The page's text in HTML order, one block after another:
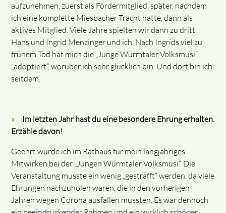
aufzunehmen, zuerst als Fördermitglied, später, nachdem
ich eine komplette Miesbacher Tracht hatte, dann als
aktives Mitglied. Viele Jahre spielten wir dann zu dritt,
Hans und Ingrid Menzinger und ich. Nach Ingrids viel zu
frühem Tod hat mich die „Junge Würmtaler Volksmusi“
„adoptiert“, worüber ich sehr glücklich bin. Und dort bin ich
seitdem.
Im letzten Jahr hast du eine besondere Ehrung erhalten.
Erzähle davon!
Geehrt wurde ich im Rathaus für mein langjähriges
Mitwirken bei der „Jungen Würmtaler Volksmusi“. Die
Veranstaltung musste ein wenig „gestrafft“ werden, da viele
Ehrungen nachzuholen waren, die in den vorherigen
Jahren wegen Corona ausfallen mussten. Es war dennoch